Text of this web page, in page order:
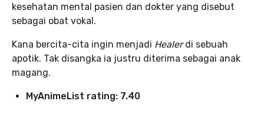
kesehatan mental pasien dan dokter yang disebut
sebagai obat vokal.
Kana bercita-cita ingin menjadi Healerdi sebuah
apotik. Tak disangka ia justru diterima sebagai anak
magang.
MyAnimeList rating: 7.40